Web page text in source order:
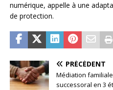
numérique, appelle à une
de protection.
PRÉCÉDENT
Médiation
successoral en 3